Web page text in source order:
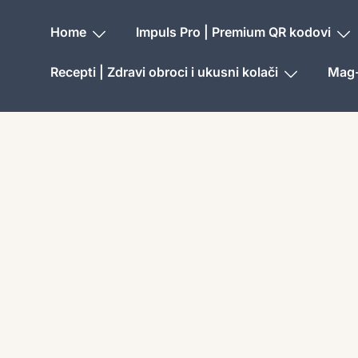
Home Impuls Pro | Premium QR kodovi
Recepti | Zdravi obroci i ukusni kolači